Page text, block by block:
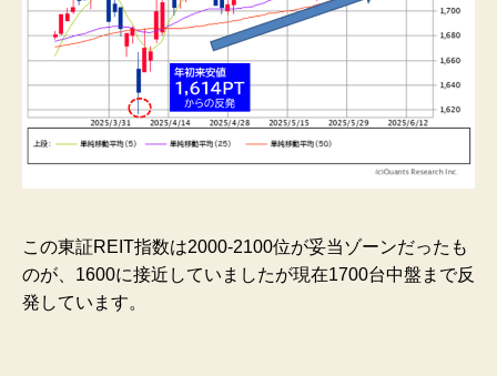
この東証REIT指数は2000-2100位が妥当ゾーンだったも
のが、1600に接近していましたが現在1700台中盤まで反
発しています。